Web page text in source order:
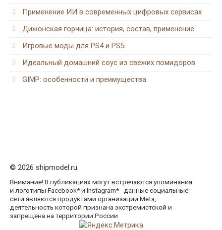
Применение ИИ в современных цифровых сервисах
Дижонская горчица: история, состав, применение
Игровые моды для PS4 и PS5
Идеальный домашний соус из свежих помидоров
GIMP: особенности и преимущества
© 2026 shipmodel.ru
Внимание! В публикациях могут встречаются упоминания
и логотипы Facebook* и Instagram* - данные социальные
сети являются продуктами организации Meta,
деятельность которой признана экстремистской и
запрещена на территории России